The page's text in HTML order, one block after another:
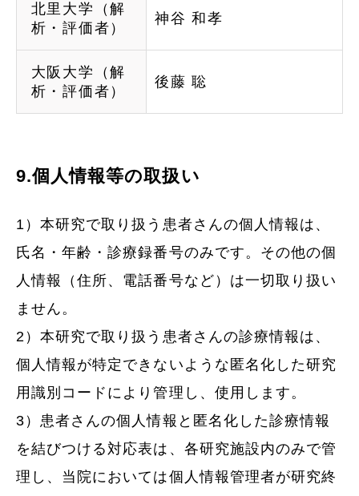
北里大学（解
析・評価者）
神谷 和孝
大阪大学（解
析・評価者）
後藤 聡
9.個人情報等の取扱い
1）本研究で取り扱う患者さんの個人情報は、
氏名・年齢・診療録番号のみです。その他の個
人情報（住所、電話番号など）は一切取り扱い
ません。
2）本研究で取り扱う患者さんの診療情報は、
個人情報が特定できないような匿名化した研究
用識別コードにより管理し、使用します。
3）患者さんの個人情報と匿名化した診療情報
を結びつける対応表は、各研究施設内のみで管
理し、当院においては個人情報管理者が研究終